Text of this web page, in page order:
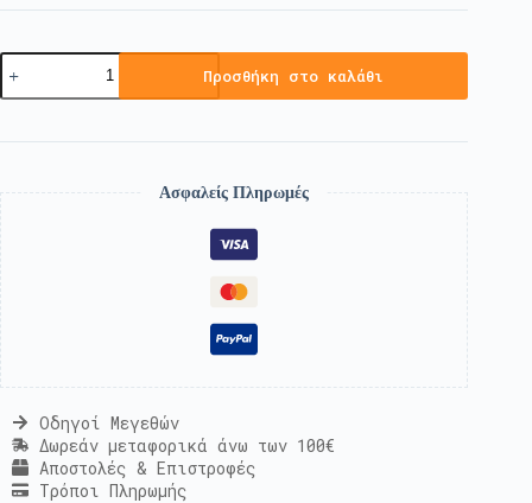
Προσθήκη στο καλάθι
Ασφαλείς Πληρωμές
Οδηγοί Μεγεθών
Δωρεάν μεταφορικά άνω των 100€
Αποστολές & Επιστροφές
Τρόποι Πληρωμής